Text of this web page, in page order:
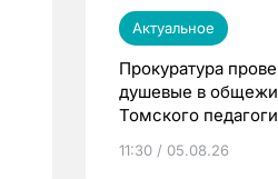
Актуальное
Прокуратура
душевые в
Томского
11:30 / 05.08.26